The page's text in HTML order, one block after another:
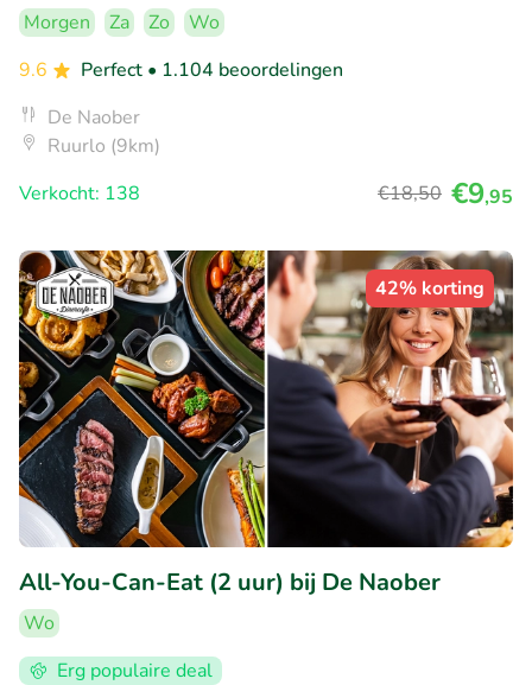
Morgen Za Zo
Wo
9.6
Perfect • 1.104 beoordelingen
De Naober
Ruurlo (9km)
Verkocht: 138
€18,50 €9,95
42% korting
All-You-Can-Eat (2 uur) bij De Naober
Wo
Erg populaire deal